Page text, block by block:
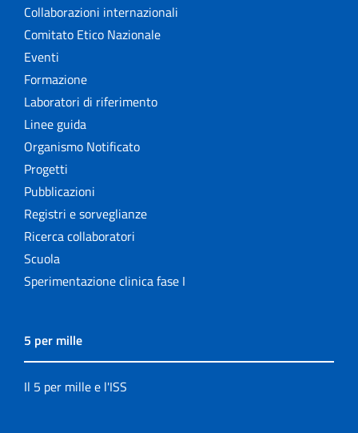
Collaborazioni internazionali
Comitato Etico Nazionale
Eventi
Formazione
Laboratori di riferimento
Linee guida
Organismo Notificato
Progetti
Pubblicazioni
Registri e sorveglianze
Ricerca collaboratori
Scuola
Sperimentazione clinica fase I
5 per mille
Il 5 per mille e l'ISS